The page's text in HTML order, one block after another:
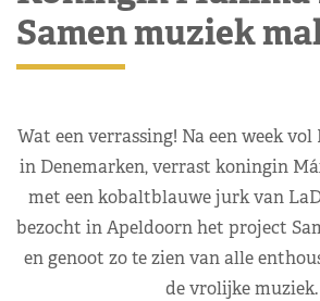
Samen muziek
Wat een verrassing! Na een week
in Denemarken, verrast koningin
met een kobaltblauwe jurk van
bezocht in Apeldoorn het project
en genoot zo te zien van alle
de vrolijke muziek.